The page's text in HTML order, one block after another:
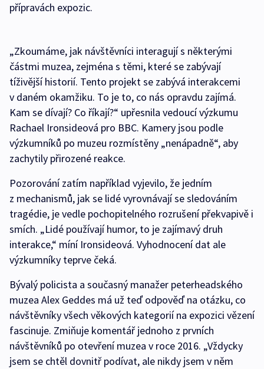
přípravách expozic.
„Zkoumáme, jak návštěvníci interagují s některými
částmi muzea, zejména s těmi, které se zabývají
tíživější historií. Tento projekt se zabývá interakcemi
v daném okamžiku. To je to, co nás opravdu zajímá.
Kam se dívají? Co říkají?“ upřesnila vedoucí výzkumu
Rachael Ironsideová pro BBC. Kamery jsou podle
výzkumníků po muzeu rozmístěny „nenápadně“, aby
zachytily přirozené reakce.
Pozorování zatím například vyjevilo, že jedním
z mechanismů, jak se lidé vyrovnávají se sledováním
tragédie, je vedle pochopitelného rozrušení překvapivě i
smích. „Lidé používají humor, to je zajímavý druh
interakce,“ míní Ironsideová. Vyhodnocení dat ale
výzkumníky teprve čeká.
Bývalý policista a současný manažer peterheadského
muzea Alex Geddes má už teď odpověď na otázku, co
návštěvníky všech věkových kategorií na expozici vězení
fascinuje. Zmiňuje komentář jednoho z prvních
návštěvníků po otevření muzea v roce 2016. „Vždycky
jsem se chtěl dovnitř podívat, ale nikdy jsem v něm